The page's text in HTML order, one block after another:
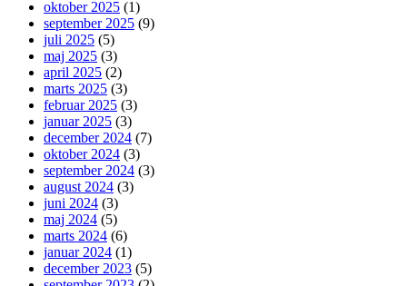
oktober 2025 (1)
september 2025 (9)
juli 2025 (5)
maj 2025 (3)
april 2025 (2)
marts 2025 (3)
februar 2025 (3)
januar 2025 (3)
december 2024 (7)
oktober 2024 (3)
september 2024 (3)
august 2024 (3)
juni 2024 (3)
maj 2024 (5)
marts 2024 (6)
januar 2024 (1)
december 2023 (5)